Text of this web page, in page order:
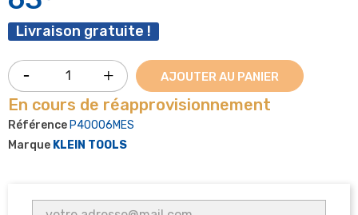
Livraison gratuite !
AJOUTER AU PANIER
En cours de réapprovisionnement
Référence P40006MES
Marque KLEIN TOOLS